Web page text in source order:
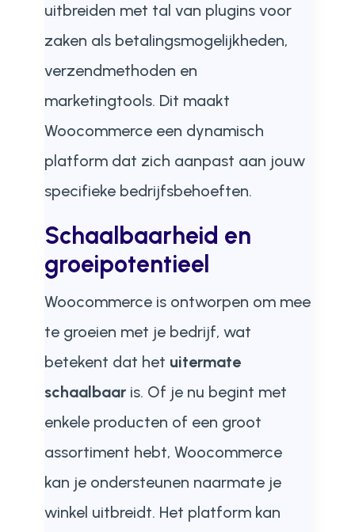
uitbreiden met tal van plugins voor
zaken als betalingsmogelijkheden,
verzendmethoden en
marketingtools. Dit maakt
Woocommerce een dynamisch
platform dat zich aanpast aan jouw
specifieke bedrijfsbehoeften.
Schaalbaarheid en
groeipotentieel
Woocommerce is ontworpen om mee
te groeien met je bedrijf, wat
betekent dat het uitermate
schaalbaaris. Of je nu begint met
enkele producten of een groot
assortiment hebt, Woocommerce
kan je ondersteunen naarmate je
winkel uitbreidt. Het platform kan